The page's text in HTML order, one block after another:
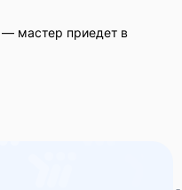
мастер приедет в